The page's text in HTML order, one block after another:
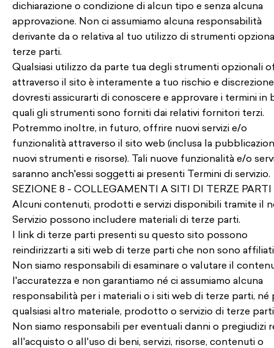
dichiarazione o condizione di alcun tipo e senza alcuna
approvazione. Non ci assumiamo alcuna responsabilità
derivante da o relativa al tuo utilizzo di strumenti
terze parti.
Qualsiasi utilizzo da parte tua degli strumenti opzionali
attraverso il sito è interamente a tuo rischio e
dovresti assicurarti di conoscere e approvare i termini in
quali gli strumenti sono forniti dai relativi fornitori terzi.
Potremmo inoltre, in futuro, offrire nuovi servizi e/o
funzionalità attraverso il sito web (inclusa la
nuovi strumenti e risorse). Tali nuove funzionalità e/o
saranno anch'essi soggetti ai presenti Termini di servizio.
SEZIONE 8 - COLLEGAMENTI A SITI DI TERZE PARTI
Alcuni contenuti, prodotti e servizi disponibili tramite il
Servizio possono includere materiali di terze parti.
I link di terze parti presenti su questo sito possono
reindirizzarti a siti web di terze parti che non sono affiliati
Non siamo responsabili di esaminare o valutare il
l'accuratezza e non garantiamo né ci assumiamo alcuna
responsabilità per i materiali o i siti web di terze parti, né
qualsiasi altro materiale, prodotto o servizio di terze
Non siamo responsabili per eventuali danni o pregiudizi
all'acquisto o all'uso di beni, servizi, risorse, contenuti o